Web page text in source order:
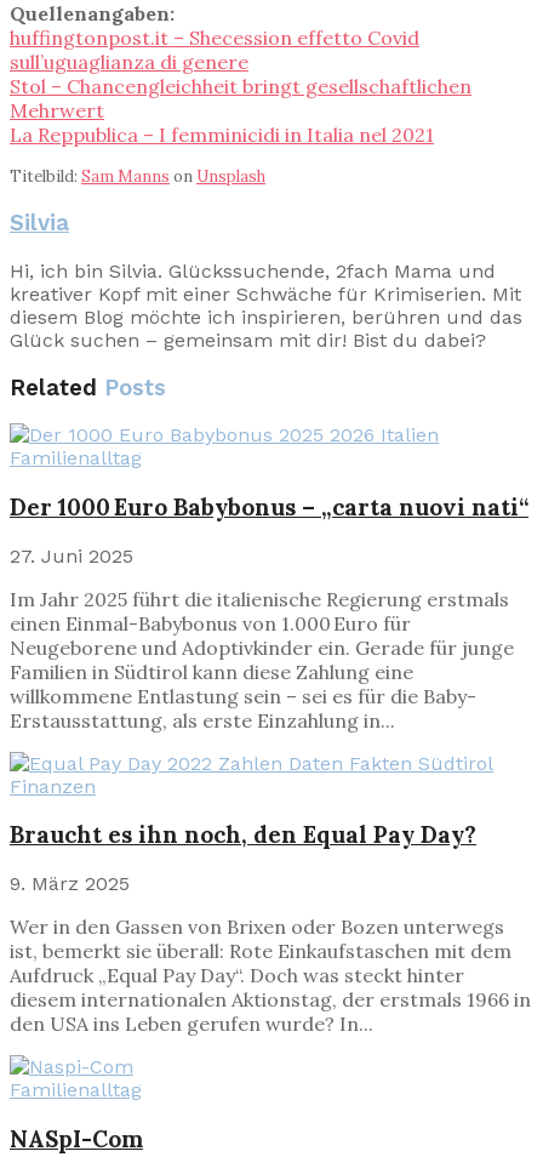
Quellenangaben:
huffingtonpost.it – Shecession effetto Covid
sull’uguaglianza di genere
Stol – Chancengleichheit bringt gesellschaftlichen
Mehrwert
La Reppublica – I femminicidi in Italia nel 2021
Titelbild: Sam Manns on Unsplash
Silvia
Hi, ich bin Silvia. Glückssuchende, 2fach Mama und
kreativer Kopf mit einer Schwäche für Krimiserien. Mit
diesem Blog möchte ich inspirieren, berühren und das
Glück suchen – gemeinsam mit dir! Bist du dabei?
Related Posts
Familienalltag
Der 1000 Euro Babybonus – „carta nuovi nati“
27. Juni 2025
Im Jahr 2025 führt die italienische Regierung erstmals
einen Einmal-Babybonus von 1.000 Euro für
Neugeborene und Adoptivkinder ein. Gerade für junge
Familien in Südtirol kann diese Zahlung eine
willkommene Entlastung sein – sei es für die Baby-
Erstausstattung, als erste Einzahlung in...
Finanzen
Braucht es ihn noch, den Equal Pay Day?
9. März 2025
Wer in den Gassen von Brixen oder Bozen unterwegs
ist, bemerkt sie überall: Rote Einkaufstaschen mit dem
Aufdruck „Equal Pay Day“. Doch was steckt hinter
diesem internationalen Aktionstag, der erstmals 1966 in
den USA ins Leben gerufen wurde? In...
Familienalltag
NASpI-Com